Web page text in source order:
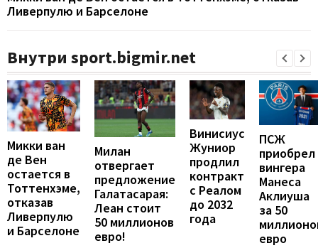
Ливерпулю и Барселоне
Внутри sport.bigmir.net
Микки ван
де Вен
остается в
Тоттенхэме,
отказав
Ливерпулю
и Барселоне
Милан
отвергает
предложение
Галатасарая:
Леан стоит
50 миллионов
евро!
Винисиус
Жуниор
продлил
контракт
с Реалом
до 2032
года
ПСЖ
приобрел
вингера
Манеса
Аклиуша
за 50
евро